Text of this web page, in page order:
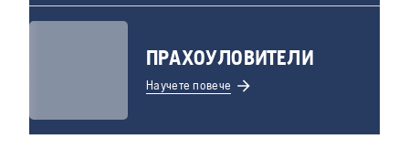
ПРАХОУЛОВИТЕЛИ
Научете повече